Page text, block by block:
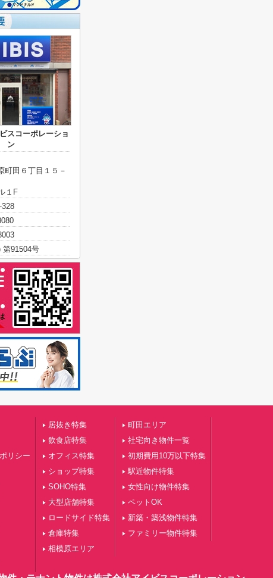
スコーポレーショ
ン
町田６丁目１５－
１F
328
第91504号
リシー
居抜き特集
飲食店特集
オフィス特集
ショップ特集
SOHO特集
大型店舗特集
ロードサイド特集
倉庫特集
相模原エリア
町田エリア
社宅向き物件一覧
初期費用10万以下特集
駅近物件特集
女性向け物件特集
ペットOK
新築・築浅物件特集
ファミリー物件特集